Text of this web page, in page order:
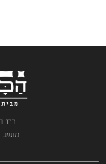
רח'
מושב